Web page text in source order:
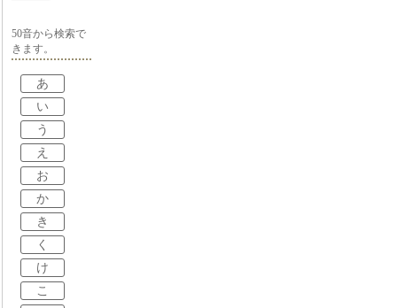
50音から検索で
きます。
あ
い
う
え
お
か
き
く
け
こ